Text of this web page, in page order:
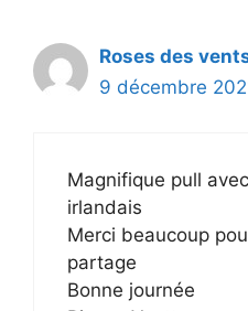
Roses des
9 décembre
Magnifique pull
irlandais
Merci beaucoup
partage
Bonne journée